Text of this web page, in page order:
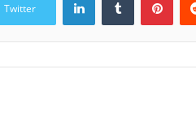
Twitter